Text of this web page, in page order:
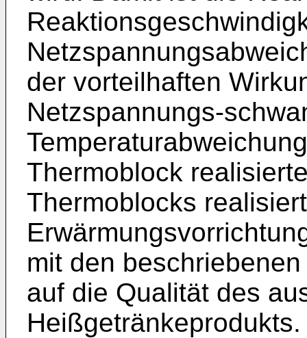
der vorteilhaften
Netzspannungs-
Thermoblock
Thermoblocks
mit den
auf die Qualität des
Heißgetränkeprodukts.